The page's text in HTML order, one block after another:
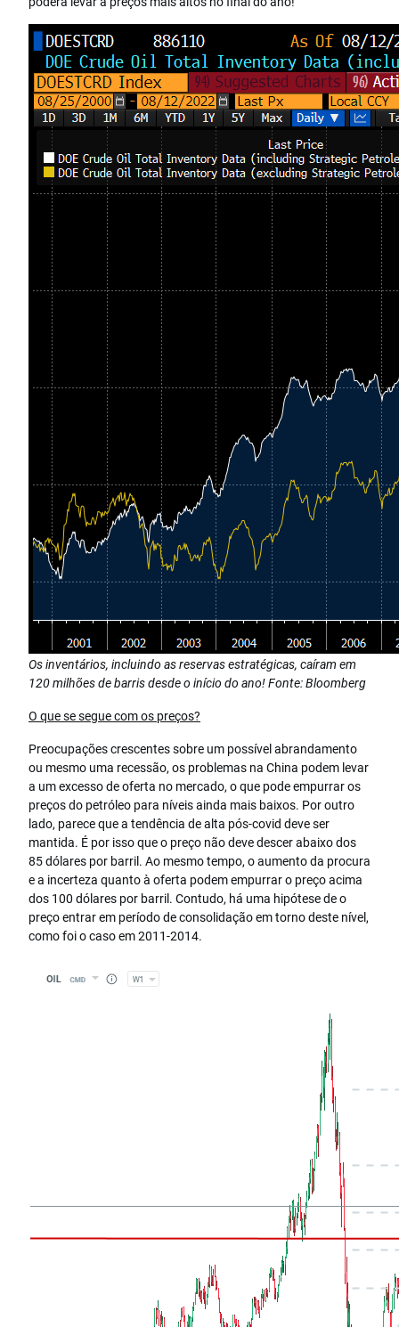
Os inventários, incluindo as reservas estratégicas, caíram em
120 milhões de barris desde o início do ano! Fonte: Bloomberg
O que se segue com os preços?
Preocupações crescentes sobre um possível abrandamento
ou mesmo uma recessão, os problemas na China podem levar
a um excesso de oferta no mercado, o que pode empurrar os
preços do petróleo para níveis ainda mais baixos. Por outro
lado, parece que a tendência de alta pós-covid deve ser
mantida. É por isso que o preço não deve descer abaixo dos
85 dólares por barril. Ao mesmo tempo, o aumento da procura
e a incerteza quanto à oferta podem empurrar o preço acima
dos 100 dólares por barril. Contudo, há uma hipótese de o
preço entrar em período de consolidação em torno deste nível,
como foi o caso em 2011-2014.